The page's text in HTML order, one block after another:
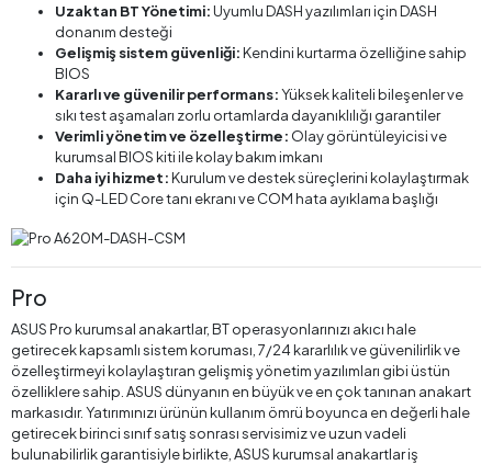
Uzaktan BT Yönetimi:Uyumlu DASH yazılımları için DASH
donanım desteği
Gelişmiş sistem güvenliği:Kendini kurtarma özelliğine sahip
BIOS
Kararlı ve güvenilir performans:Yüksek kaliteli bileşenler ve
sıkı test aşamaları zorlu ortamlarda dayanıklılığı garantiler
Verimli yönetim ve özelleştirme: Olay görüntüleyicisi ve
kurumsal BIOS kiti ile kolay bakım imkanı
Daha iyi hizmet:Kurulum ve destek süreçlerini kolaylaştırmak
için Q-LED Core tanı ekranı ve COM hata ayıklama başlığı
Pro
ASUS Pro kurumsal anakartlar, BT operasyonlarınızı akıcı hale
getirecek kapsamlı sistem koruması, 7/24 kararlılık ve güvenilirlik ve
özelleştirmeyi kolaylaştıran gelişmiş yönetim yazılımları gibi üstün
özelliklere sahip. ASUS dünyanın en büyük ve en çok tanınan anakart
markasıdır. Yatırımınızı ürünün kullanım ömrü boyunca en değerli hale
getirecek birinci sınıf satış sonrası servisimiz ve uzun vadeli
bulunabilirlik garantisiyle birlikte, ASUS kurumsal anakartlar iş